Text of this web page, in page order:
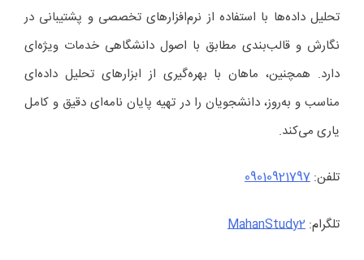
تحلیل داده‌ها با استفاده از نرم‌افزارهای تخصصی و پشتیبانی در
نگارش و قالب‌بندی مطابق با اصول دانشگاهی خدمات ویژه‌ای
دارد. همچنین، ماهان با بهره‌گیری از ابزارهای تحلیل داده‌ای
مناسب و به‌روز، دانشجویان را در تهیه پایان‌ نامه‌ای دقیق و کامل
یاری می‌کند.
تلفن: 09010921797
تلگرام: MahanStudy2